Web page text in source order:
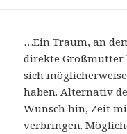
…Ein Traum, an
direkte Großmutter
sich
haben. Alternativ
Wunsch hin, Zeit
verbringen.